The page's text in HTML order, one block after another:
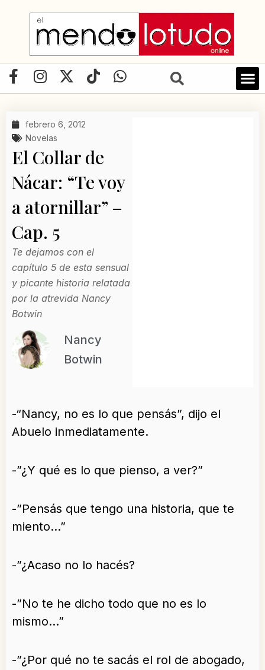
contenido
F
a
e
b
o
o
k
-
f
I
n
t
a
g
r
a
m
X
-
w
t
e
T
i
k
W
h
p
febrero 6, 2012
Novelas
El Collar de
Nácar: “Te voy
a atornillar” –
Cap. 5
Te dejamos con el
capítulo 5 de esta sensual
y picante historia relatada
por la atrevida Nancy
Botwin
Nancy
Botwin
-“Nancy, no es lo que pensás”, dijo el
Abuelo inmediatamente.
-”¿Y qué es lo que pienso, a ver?”
-”Pensás que tengo una historia, que te
miento…”
-”¿Acaso no lo hacés?
-”No te he dicho todo que no es lo
mismo…”
-”¿Por qué no te sacás el rol de abogado,